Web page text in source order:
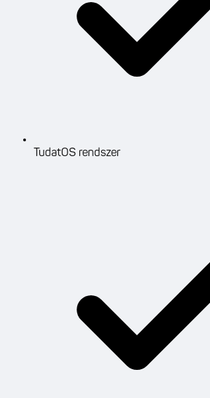
TudatOS rendszer